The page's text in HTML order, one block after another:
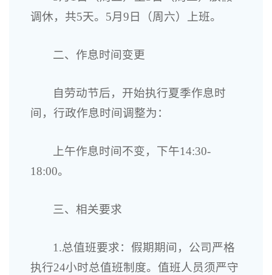
调休，共5天。5月9日（周六）上班。
二、作息时间变更
自劳动节后，开始执行夏季作息时
间，行政作息时间调整为：
上午作息时间不变，下午14:30-
18:00。
三、相关要求
1.总值班要求：假期期间，公司严格
执行24小时总值班制度。值班人员须严守